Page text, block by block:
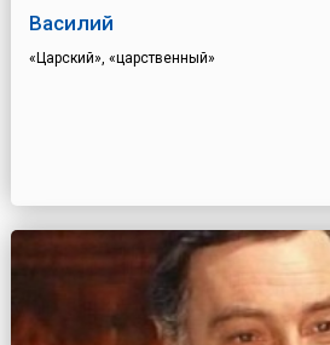
Василий
«Царский», «царственный»